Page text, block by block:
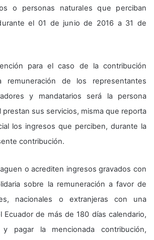
o personas naturales que perciban
el 01 de junio de 2016 a 31 de
para el caso de la contribución
remuneración de los representantes
y mandatarios será la persona
prestan sus servicios, misma que reporta
los ingresos que perciben, durante la
contribución.
o acrediten ingresos gravados con
sobre la remuneración a favor de
nacionales o extranjeras con una
Ecuador de más de 180 días calendario,
pagar la mencionada contribución,